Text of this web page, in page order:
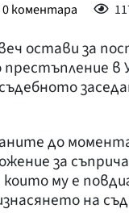
0коментара
остави за
в
до
за
му е
на